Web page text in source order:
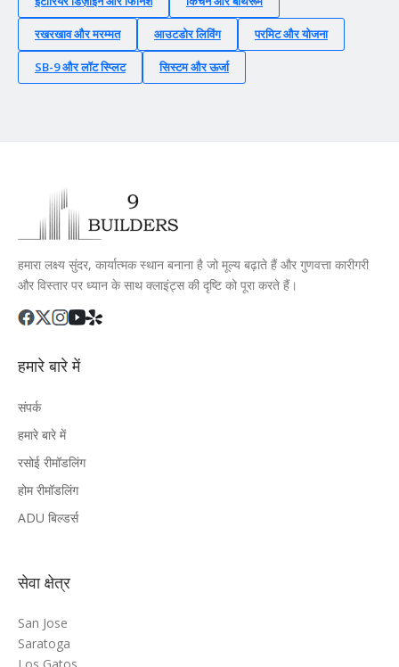
रखरखाव और मरम्मत आउटडोर लिविंग परमिट और योजना
SB-9 और लॉट स्प्लिट सिस्टम और ऊर्जा
हमारा लक्ष्य सुंदर, कार्यात्मक स्थान बनाना है जो मूल्य बढ़ाते हैं और गुणवत्ता कारीगरी
और विस्तार पर ध्यान के साथ क्लाइंट्स की दृष्टि को पूरा करते हैं।
हमारे बारे में
संपर्क
हमारे बारे में
रसोई रीमॉडलिंग
होम रीमॉडलिंग
ADU बिल्डर्स
सेवा क्षेत्र
San Jose
Saratoga